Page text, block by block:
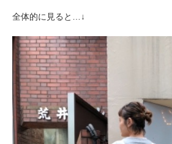
全体的に見ると…↓